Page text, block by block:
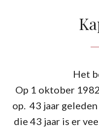
Het
Op 1 oktober
op. 43 jaar
die 43 jaar is er